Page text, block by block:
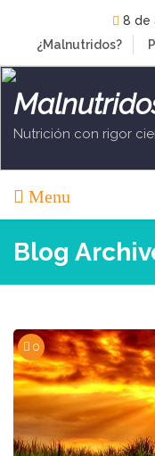
content
8 de
¿Malnutridos?
Nutrición con rigor
Menu
Blog
0